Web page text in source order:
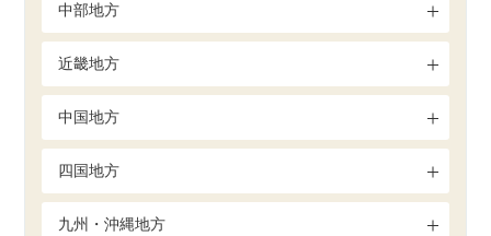
中部地方
近畿地方
中国地方
四国地方
九州・沖縄地方